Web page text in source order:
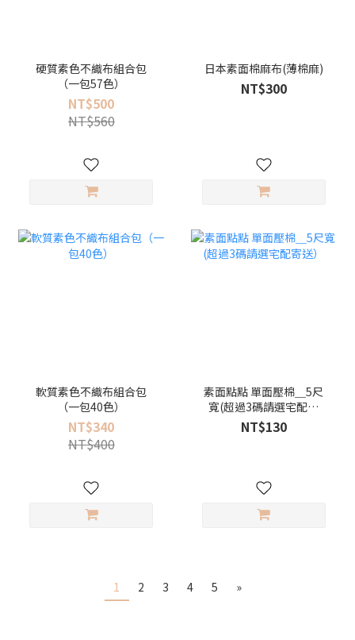
硬質素色不織布組合包
（一包57色）
NT$500
NT$560
日本素面棉麻布(薄棉麻)
NT$300
軟質素色不織布組合包
（一包40色）
NT$340
NT$400
素面點點 單面壓棉＿5尺
寬(超過3碼請選宅配寄
送）
NT$130
1 2 3 4 5 »